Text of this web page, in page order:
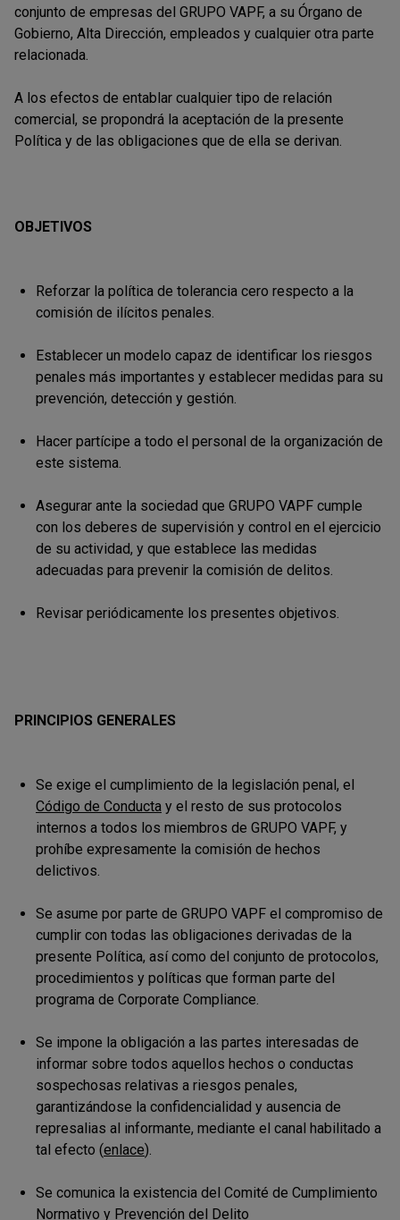
conjunto de empresas del GRUPO VAPF, a su Órgano de
Gobierno, Alta Dirección, empleados y cualquier otra parte
relacionada.
A los efectos de entablar cualquier tipo de relación
comercial, se propondrá la aceptación de la presente
Política y de las obligaciones que de ella se derivan.
OBJETIVOS
Reforzar la política de tolerancia cero respecto a la
comisión de ilícitos penales.
Establecer un modelo capaz de identificar los riesgos
penales más importantes y establecer medidas para su
prevención, detección y gestión.
Hacer partícipe a todo el personal de la organización de
este sistema.
Asegurar ante la sociedad que GRUPO VAPF cumple
con los deberes de supervisión y control en el ejercicio
de su actividad, y que establece las medidas
adecuadas para prevenir la comisión de delitos.
Revisar periódicamente los presentes objetivos.
PRINCIPIOS GENERALES
Se exige el cumplimiento de la legislación penal, el
Código de Conducta y el resto de sus protocolos
internos a todos los miembros de GRUPO VAPF, y
prohíbe expresamente la comisión de hechos
delictivos.
Se asume por parte de GRUPO VAPF el compromiso de
cumplir con todas las obligaciones derivadas de la
presente Política, así como del conjunto de protocolos,
procedimientos y políticas que forman parte del
programa de Corporate Compliance.
Se impone la obligación a las partes interesadas de
informar sobre todos aquellos hechos o conductas
sospechosas relativas a riesgos penales,
garantizándose la confidencialidad y ausencia de
represalias al informante, mediante el canal habilitado a
tal efecto (enlace).
Se comunica la existencia del Comité de Cumplimiento
Normativo y Prevención del Delito